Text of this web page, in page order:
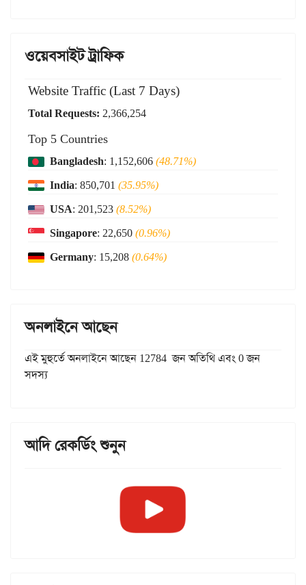
ওয়েবসাইট ট্রাফিক
Website Traffic (Last 7 Days)
Total Requests: 2,366,254
Top 5 Countries
Bangladesh: 1,152,606(48.71%)
India: 850,701 (35.95%)
USA: 201,523(8.52%)
Singapore: 22,650(0.96%)
Germany: 15,208(0.64%)
অনলাইনে আছেন
এই মুহুর্তে অনলাইনে আছেন 12784 জন অতিথি এবং 0 জন
সদস্য
আদি রেকর্ডিং শুনুন